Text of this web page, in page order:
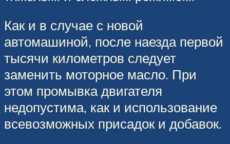
Как и в случае с новой
автомашиной, после наезда первой
тысячи километров следует
заменить моторное масло. При
этом промывка двигателя
недопустима, как и использование
всевозможных присадок и добавок.